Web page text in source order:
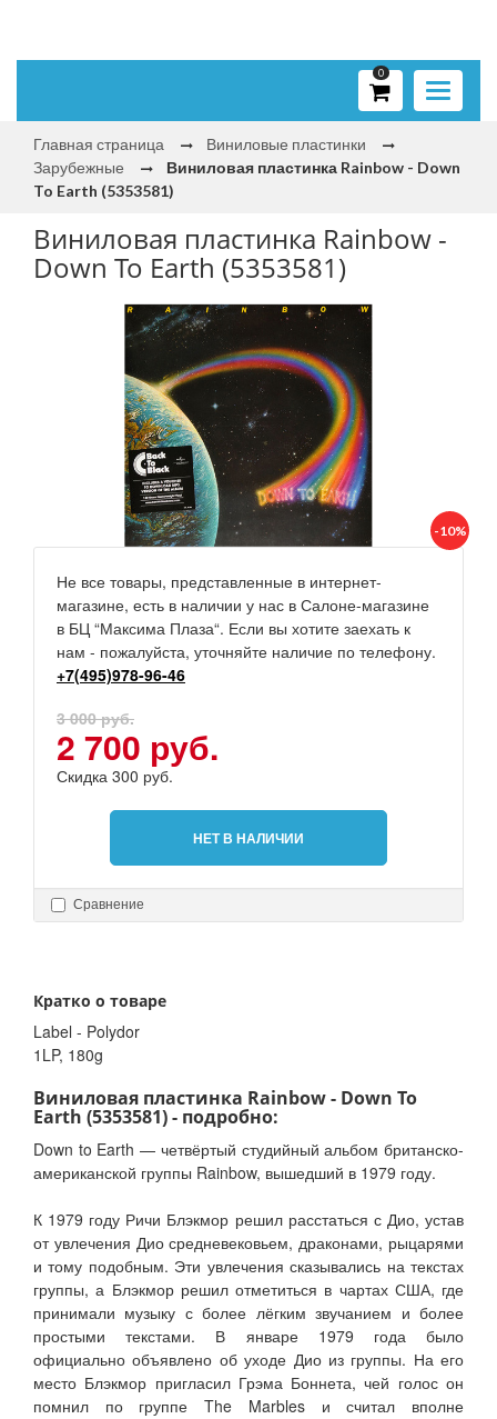
Toggle
0
Главная страница
Виниловые пластинки
Зарубежные
Виниловая пластинка Rainbow - Down
To Earth (5353581)
Виниловая пластинка Rainbow -
Down To Earth (5353581)
-10%
Не все товары, представленные в интернет-
магазине, есть в наличии у нас в Салоне-магазине
в БЦ “Максима Плаза“. Если вы хотите заехать к
нам - пожалуйста, уточняйте наличие по телефону.
+7(495)978-96-46
3 000 руб.
2 700 руб.
Скидка 300 руб.
НЕТ В НАЛИЧИИ
Сравнение
Кратко о товаре
Label - Polydor
1LP, 180g
Виниловая пластинка Rainbow - Down To
Earth (5353581) - подробно:
Down to Earth — четвёртый студийный альбом британско-
американской группы Rainbow, вышедший в 1979 году.
К 1979 году Ричи Блэкмор решил расстаться с Дио, устав
от увлечения Дио средневековьем, драконами, рыцарями
и тому подобным. Эти увлечения сказывались на текстах
группы, а Блэкмор решил отметиться в чартах США, где
принимали музыку с более лёгким звучанием и более
простыми текстами. В январе 1979 года было
официально объявлено об уходе Дио из группы. На его
место Блэкмор пригласил Грэма Боннета, чей голос он
помнил по группе The Marbles и считал вполне